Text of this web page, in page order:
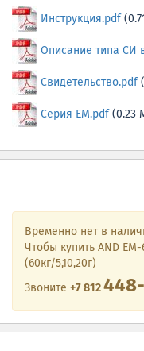
Инструкция.pdf
Описание типа СИ
Свидетельство.pdf
Серия EM.pdf(0.23
Временно нет в
Чтобы купить AND
(60кг/5,10,20г)
Звоните +7 812